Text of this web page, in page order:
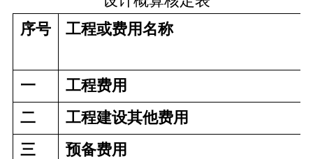
序号
工程或费用名称
一
工程费用
二
工程建设其他费用
三
预备费用